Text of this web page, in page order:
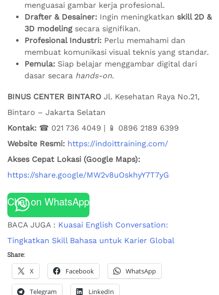
menguasai gambar kerja profesional.
Drafter & Desainer: Ingin meningkatkan skill 2D &
3D modeling secara signifikan.
Profesional Industri: Perlu memahami dan
membuat komunikasi visual teknis yang standar.
Pemula: Siap belajar menggambar digital dari
dasar secara hands-on.
BINUS CENTER BINTARO Jl. Kesehatan Raya No.21,
Bintaro – Jakarta Selatan
Kontak: ☎ 021 736 4049 | 📱 0896 2189 6399
Website Resmi: https://indoittraining.com/
Akses Cepat Lokasi (Google Maps):
https://share.google/MW2v8uOskhyY7T7yG
Chat on WhatsApp
BACA JUGA : Kuasai English Conversation:
Tingkatkan Skill Bahasa untuk Karier Global
Share:
X Facebook WhatsApp
Telegram LinkedIn